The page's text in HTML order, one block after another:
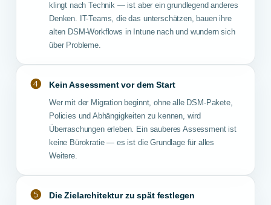
klingt nach Technik — ist aber ein grundlegend anderes
Denken. IT-Teams, die das unterschätzen, bauen ihre
alten DSM-Workflows in Intune nach und wundern sich
über Probleme.
❹ Kein Assessment vor dem Start
Wer mit der Migration beginnt, ohne alle DSM-Pakete,
Policies und Abhängigkeiten zu kennen, wird
Überraschungen erleben. Ein sauberes Assessment ist
keine Bürokratie — es ist die Grundlage für alles
Weitere.
❺ Die Zielarchitektur zu spät festlegen